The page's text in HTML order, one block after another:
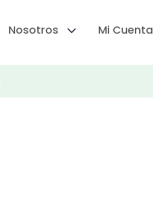
Nosotros Mi Cuenta